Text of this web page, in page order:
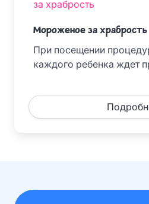
за храбрость
Мороженое за храбрость
При посещении
каждого ребенка ждет